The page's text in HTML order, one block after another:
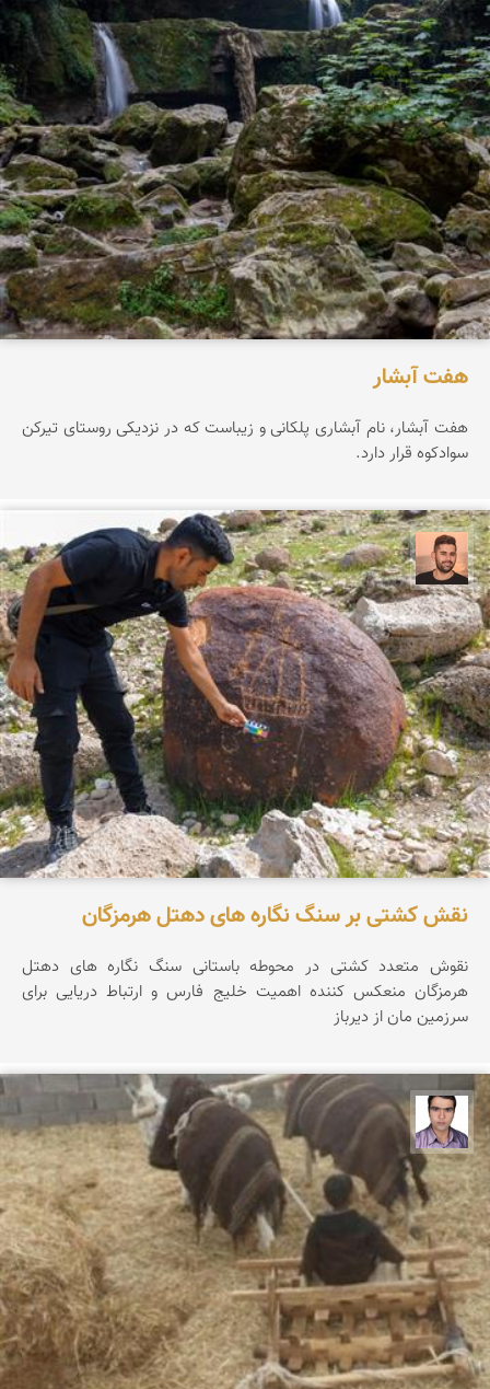
هفت آبشار
هفت آبشار، نام آبشاری پلکانی و زیباست که در نزدیکی روستای تیرکن
سوادکوه قرار دارد.
ابراهیم رفیعی
نقش کشتی بر سنگ نگاره های دهتل هرمزگان
نقوش متعدد کشتی در محوطه باستانی سنگ نگاره های دهتل
هرمزگان منعکس کننده اهمیت خلیج فارس و ارتباط دریایی برای
سرزمین مان از دیرباز
حسن صفری